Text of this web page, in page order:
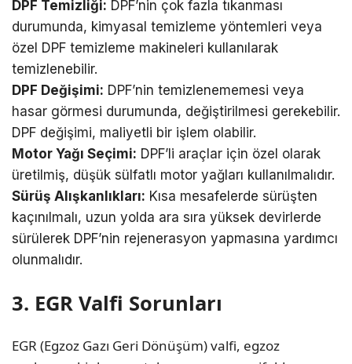
DPF Temizliği: DPF’nin çok fazla tıkanması
durumunda, kimyasal temizleme yöntemleri veya
özel DPF temizleme makineleri kullanılarak
temizlenebilir.
DPF Değişimi: DPF’nin temizlenememesi veya
hasar görmesi durumunda, değiştirilmesi gerekebilir.
DPF değişimi, maliyetli bir işlem olabilir.
Motor Yağı Seçimi: DPF’li araçlar için özel olarak
üretilmiş, düşük sülfatlı motor yağları kullanılmalıdır.
Sürüş Alışkanlıkları: Kısa mesafelerde sürüşten
kaçınılmalı, uzun yolda ara sıra yüksek devirlerde
sürülerek DPF’nin rejenerasyon yapmasına yardımcı
olunmalıdır.
3. EGR Valfi Sorunları
EGR (Egzoz Gazı Geri Dönüşüm) valfi, egzoz